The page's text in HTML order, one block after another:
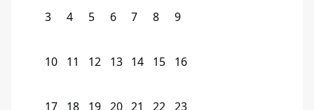
3 4 5 6 7 8 9
10 11 12 13 14 15 16
17 18 19 20 21 22 23